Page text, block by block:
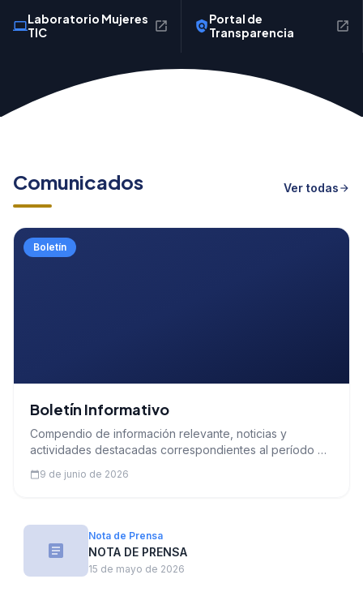
computerLaboratorio Mujeres
TIC
open_in_new policyPortal de
Transparencia
open_in_new
Comunicados Ver todas arrow_forward
Boletín
Boletín Informativo
Compendio de información relevante, noticias y
actividades destacadas correspondientes al período de
calendar_today9 de junio de 2026
article
Nota de Prensa
NOTA DE PRENSA
15 de mayo de 2026